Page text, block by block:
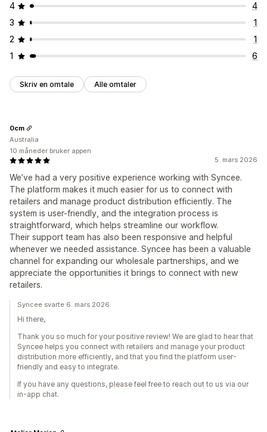
4
4
3
1
2
1
1
6
Skriv en omtale Alle omtaler
5. mars 2026
We’ve had a very positive experience working with Syncee.
The platform makes it much easier for us to connect with
retailers and manage product distribution efficiently. The
system is user-friendly, and the integration process is
straightforward, which helps streamline our workflow.
Their support team has also been responsive and helpful
whenever we needed assistance. Syncee has been a valuable
channel for expanding our wholesale partnerships, and we
appreciate the opportunities it brings to connect with new
retailers.
0cm
Australia
10 måneder bruker appen
Syncee svarte 6. mars 2026
Hi there,
Thank you so much for your positive review! We are glad to hear that
Syncee helps you connect with retailers and manage your product
distribution more efficiently, and that you find the platform user-
friendly and easy to integrate.
If you have any questions, please feel free to reach out to us via our
in-app chat.